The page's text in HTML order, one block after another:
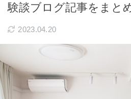
験談ブログ記事をまと
2023.04.20